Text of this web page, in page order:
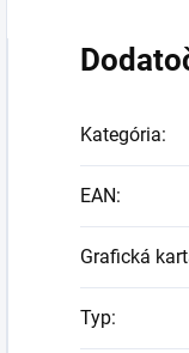
Kategória:
EAN:
Grafická
Typ: